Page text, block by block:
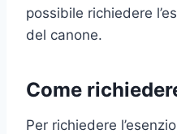
possibile richiedere
del canone.
Come
Per richiedere